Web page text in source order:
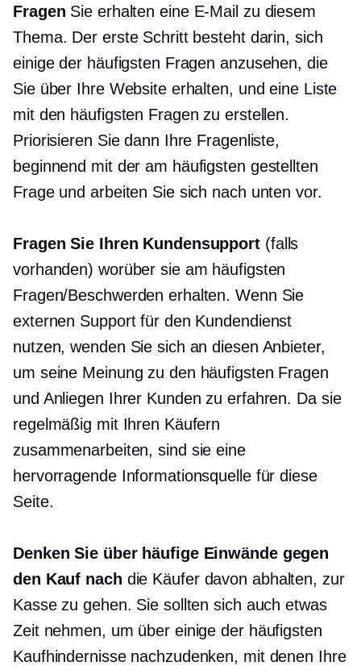
Fragen Sie erhalten eine E-Mail zu diesem
Thema. Der erste Schritt besteht darin, sich
einige der häufigsten Fragen anzusehen, die
Sie über Ihre Website erhalten, und eine Liste
mit den häufigsten Fragen zu erstellen.
Priorisieren Sie dann Ihre Fragenliste,
beginnend mit der am häufigsten gestellten
Frage und arbeiten Sie sich nach unten vor.
Fragen Sie Ihren Kundensupport (falls
vorhanden) worüber sie am häufigsten
Fragen/Beschwerden erhalten. Wenn Sie
externen Support für den Kundendienst
nutzen, wenden Sie sich an diesen Anbieter,
um seine Meinung zu den häufigsten Fragen
und Anliegen Ihrer Kunden zu erfahren. Da sie
regelmäßig mit Ihren Käufern
zusammenarbeiten, sind sie eine
hervorragende Informationsquelle für diese
Seite.
Denken Sie über häufige Einwände gegen
den Kauf nach die Käufer davon abhalten, zur
Kasse zu gehen. Sie sollten sich auch etwas
Zeit nehmen, um über einige der häufigsten
Kaufhindernisse nachzudenken, mit denen Ihre